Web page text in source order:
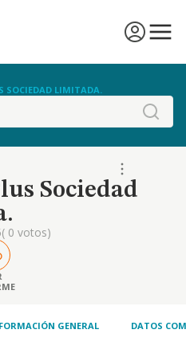
SOCIEDAD LIMITADA.
Sociedad
( 0 votos)
GENERAL DATOS